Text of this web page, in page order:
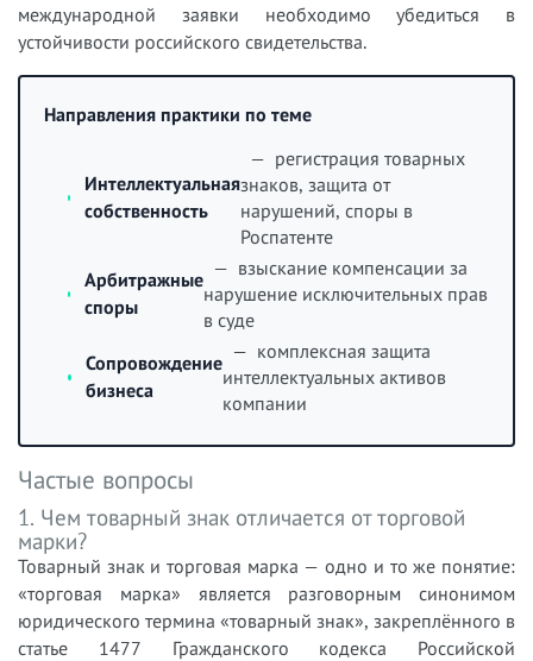
международной заявки необходимо убедиться в
устойчивости российского свидетельства.
Направления практики по теме
Интеллектуальная
собственность
— регистрация товарных
знаков, защита от
нарушений, споры в
Роспатенте
Арбитражные
споры
— взыскание компенсации за
нарушение исключительных прав
в суде
Сопровождение
бизнеса
— комплексная защита
интеллектуальных активов
компании
Частые вопросы
1. Чем товарный знак отличается от торговой
марки?
Товарный знак и торговая марка — одно и то же понятие:
«торговая марка» является разговорным синонимом
юридического термина «товарный знак», закреплённого в
статье 1477 Гражданского кодекса Российской